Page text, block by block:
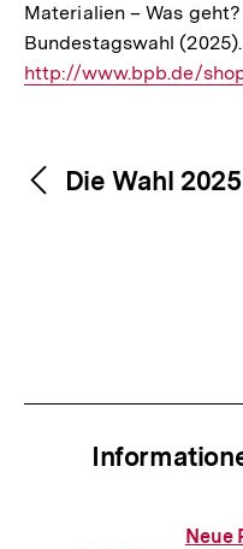
Materialien – Was
Bundestagswahl
http://www.bpb.de/
Inhaltsnavigation
Die Wahl 2025
Neue